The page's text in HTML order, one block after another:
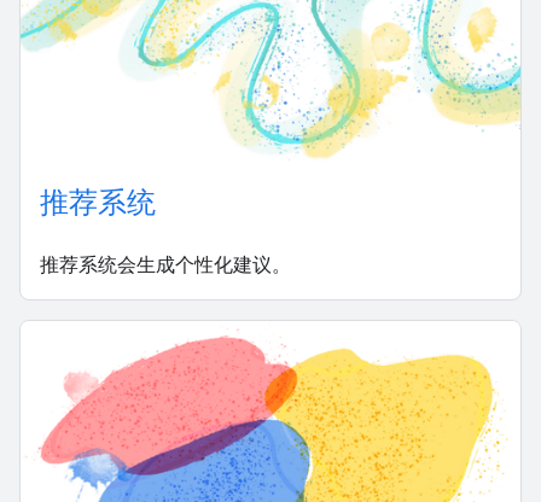
推荐系统
推荐系统会生成个性化建议。